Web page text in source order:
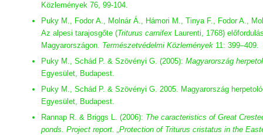
Közlemények 76, 99-104.
Puky M., Fodor A., Molnár Á., Hámori M., Tinya F., Fodor A.,
Az alpesi tarajosgőte (Triturus carnifex Laurenti, 1768)
Magyarországon. Természetvédelmi Közlemények 11: 399–409.
Puky M., Schád P. & Szövényi G. (2005): Magyarország
Egyesület, Budapest.
Puky M., Schád P. & Szövényi G. 2005. Magyarország
Egyesület, Budapest.
Rannap R. & Briggs L. (2006): The caracteristics of Great
ponds. Project report. „Protection of Triturus cristatus in the